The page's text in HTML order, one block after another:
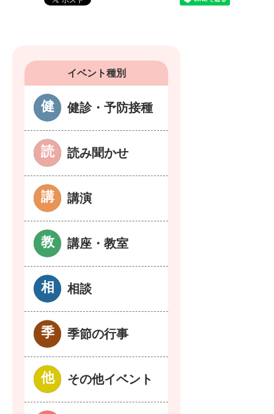
イベント種別
健診・予防接種
読み聞かせ
講演
講座・教室
相談
季節の行事
その他イベント